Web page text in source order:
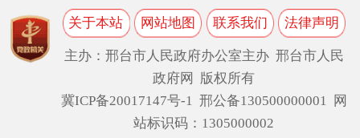
关于本站 网站地图 联系我们 法律声明
主办：邢台市人民政府办公室主办 邢台市人民
政府网 版权所有
冀ICP备20017147号-1 邢公备130500000001 网
站标识码：1305000002